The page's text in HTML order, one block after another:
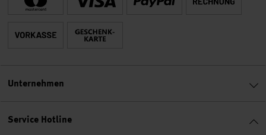
Service Hotline
Unternehmen